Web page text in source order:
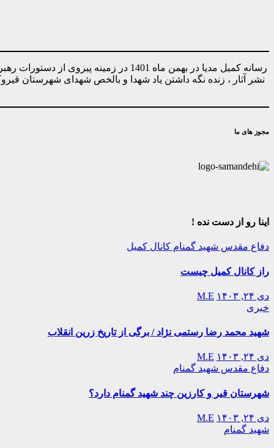
رسانه کمیل مدیا در بهمن ماه 1401
نشر آثار ، زنده نگه داشتن یاد شهدا و بالخص شهدای شهرستان
مجوز های ما
اینا رو از دست نده !
دفاع مقدس شهید گمنام کانال کمیل
راز کانال کمیل چیست
دی ۲۴, ۱۴۰۳
M.E
خبری
شهید محمد رضا رستمی نژاد / برگی از تاریخ زرین انقلاب
دی ۲۴, ۱۴۰۳
M.E
دفاع مقدس شهید گمنام
شهرستان قیر و کارزین چند شهید گمنام دارد؟
دی ۲۴, ۱۴۰۳
M.E
شهید گمنام